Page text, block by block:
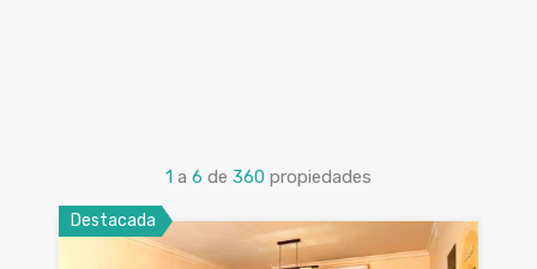
1 a 6 de 360 propiedades
Destacada